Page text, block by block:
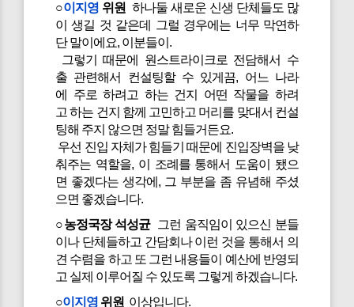
○이지영 위원 하나둘 새로운 신생 단체들도 많
이 생길 것 같은데 그럴 경우에는 너무 막연하
단 말이에요, 이분들이.
그렇기 때문에 원스트라이크로 전담해서 수
출 관련해서 컨설팅할 수 있게끔, 어느 나라
에 주로 하려고 하는 건지 어떤 작물을 하려
고 하는 건지 함께 고민하고 머리를 맞대서 컨설
팅해 주지 않으면 정말 힘들거든요.
우선 진입 자체가 힘들기 때문에 진입장벽을 낮
춰주는 역할을, 이 조례를 통해서 도움이 됐으
면 좋겠다는 생각에, 그 부분을 좀 유념해 주셨
으면 좋겠습니다.
○농정국장 석성균그런 움직임이 있으신 분들
이나 단체들하고 간담회나 이런 것을 통해서 의
견 수렴을 하고 또 그런 내용들이 예산에 반영되
고 실제 이루어질 수 있도록 그렇게 하겠습니다.
○이지영 위원 이상입니다.